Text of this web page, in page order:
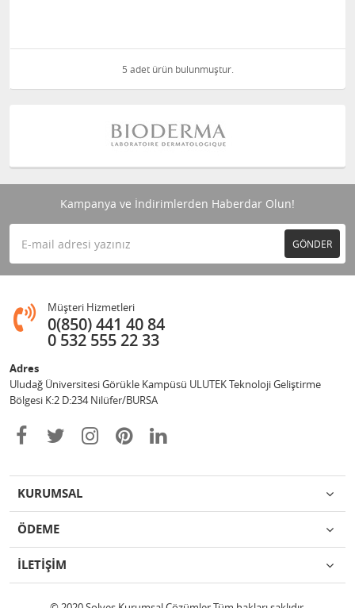
5 adet ürün bulunmuştur.
Kampanya ve İndirimlerden Haberdar Olun!
GÖNDER
Müşteri Hizmetleri
0(850) 441 40 84
0 532 555 22 33
Adres
Uludağ Üniversitesi Görükle Kampüsü ULUTEK Teknoloji Geliştirme
Bölgesi K:2 D:234 Nilüfer/BURSA
KURUMSAL
ÖDEME
İLETİŞİM